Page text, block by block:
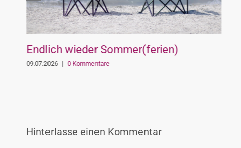
Endlich wieder Sommer(ferien)
09.07.2026 | 0 Kommentare
Hinterlasse einen Kommentar